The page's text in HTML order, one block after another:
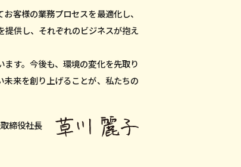
客様の業務プロセスを最適化し、
供し、それぞれのビジネスが抱え
す。今後も、環境の変化を先取り
来を創り上げることが、私たちの
締役社長